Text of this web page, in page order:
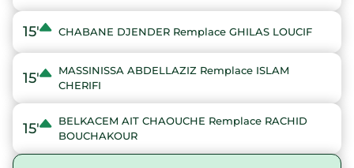
15' CHABANE DJENDER Remplace GHILAS LOUCIF
15'
MASSINISSA ABDELLAZIZ Remplace ISLAM
CHERIFI
15'
BELKACEM AIT CHAOUCHE Remplace RACHID
BOUCHAKOUR